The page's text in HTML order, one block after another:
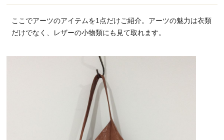
ここでアーツのアイテムを1点だけご紹介。アーツの魅力は衣類
だけでなく、レザーの小物類にも見て取れます。